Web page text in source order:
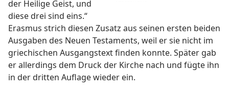
der Heilige Geist, und
diese drei sind eins.“
Erasmus strich diesen Zusatz aus seinen ersten beiden
Ausgaben des Neuen Testaments, weil er sie nicht im
griechischen Ausgangstext finden konnte. Später gab
er allerdings dem Druck der Kirche nach und fügte ihn
in der dritten Auflage wieder ein.